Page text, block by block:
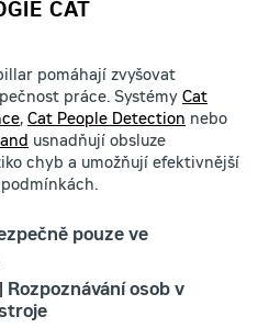
CAT
pomáhají zvyšovat
práce. Systémy Cat
, Cat People Detection nebo
usnadňují obsluze
chyb a umožňují efektivnější
pouze ve
osob v